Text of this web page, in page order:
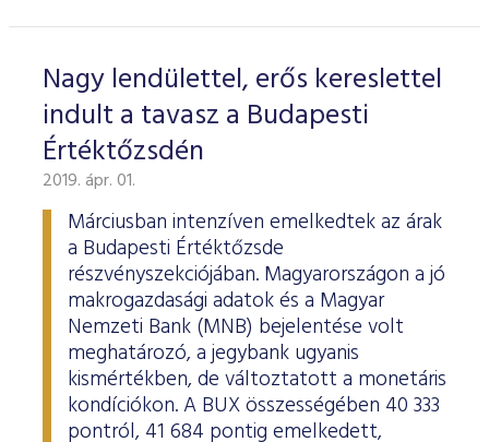
Nagy lendülettel, erős kereslettel
indult a tavasz a Budapesti
Értéktőzsdén
2019. ápr. 01.
Márciusban intenzíven emelkedtek az árak
a Budapesti Értéktőzsde
részvényszekciójában. Magyarországon a jó
makrogazdasági adatok és a Magyar
Nemzeti Bank (MNB) bejelentése volt
meghatározó, a jegybank ugyanis
kismértékben, de változtatott a monetáris
kondíciókon. A BUX összességében 40 333
pontról, 41 684 pontig emelkedett,